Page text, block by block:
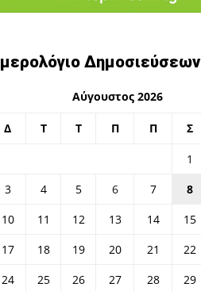
Δημοσιεύσεων
Αύγουστος 2026
Δ Τ Τ Π Π Σ
1
3
4 5 6 7 8
10
11 12 13 14 15
17
18 19 20 21 22
24
25 26 27 28 29